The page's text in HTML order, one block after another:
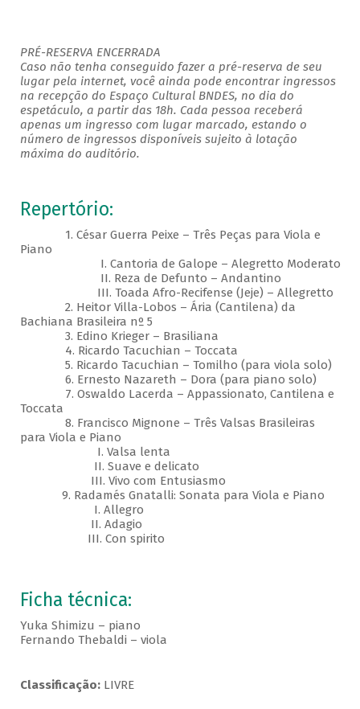
PRÉ-RESERVA ENCERRADA
Caso não tenha conseguido fazer a pré-reserva de seu
lugar pela internet, você ainda pode encontrar ingressos
na recepção do Espaço Cultural BNDES, no dia do
espetáculo, a partir das 18h. Cada pessoa receberá
apenas um ingresso com lugar marcado, estando o
número de ingressos disponíveis sujeito à lotação
máxima do auditório.
Repertório:
1. César Guerra Peixe – Três Peças para Viola e
Piano
I. Cantoria de Galope – Alegretto Moderato
II. Reza de Defunto – Andantino
III. Toada Afro-Recifense (Jeje) – Allegretto
2. Heitor Villa-Lobos – Ária (Cantilena) da
Bachiana Brasileira nº 5
3. Edino Krieger – Brasiliana
4. Ricardo Tacuchian – Toccata
5. Ricardo Tacuchian – Tomilho (para viola solo)
6. Ernesto Nazareth – Dora (para piano solo)
7. Oswaldo Lacerda – Appassionato, Cantilena e
Toccata
8. Francisco Mignone – Três Valsas Brasileiras
para Viola e Piano
I. Valsa lenta
II. Suave e delicato
III. Vivo com Entusiasmo
9. Radamés Gnatalli: Sonata para Viola e Piano
I. Allegro
II. Adagio
III. Con spirito
Ficha técnica:
Yuka Shimizu – piano
Fernando Thebaldi – viola
Classificação:LIVRE